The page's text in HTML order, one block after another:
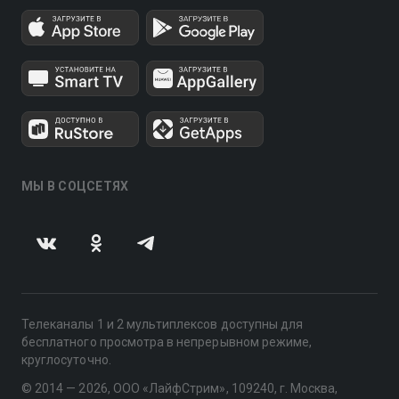
МЫ В СОЦСЕТЯХ
Телеканалы 1 и 2 мультиплексов доступны для
бесплатного просмотра в непрерывном режиме,
круглосуточно.
© 2014 — 2026, ООО «ЛайфСтрим», 109240, г. Москва,